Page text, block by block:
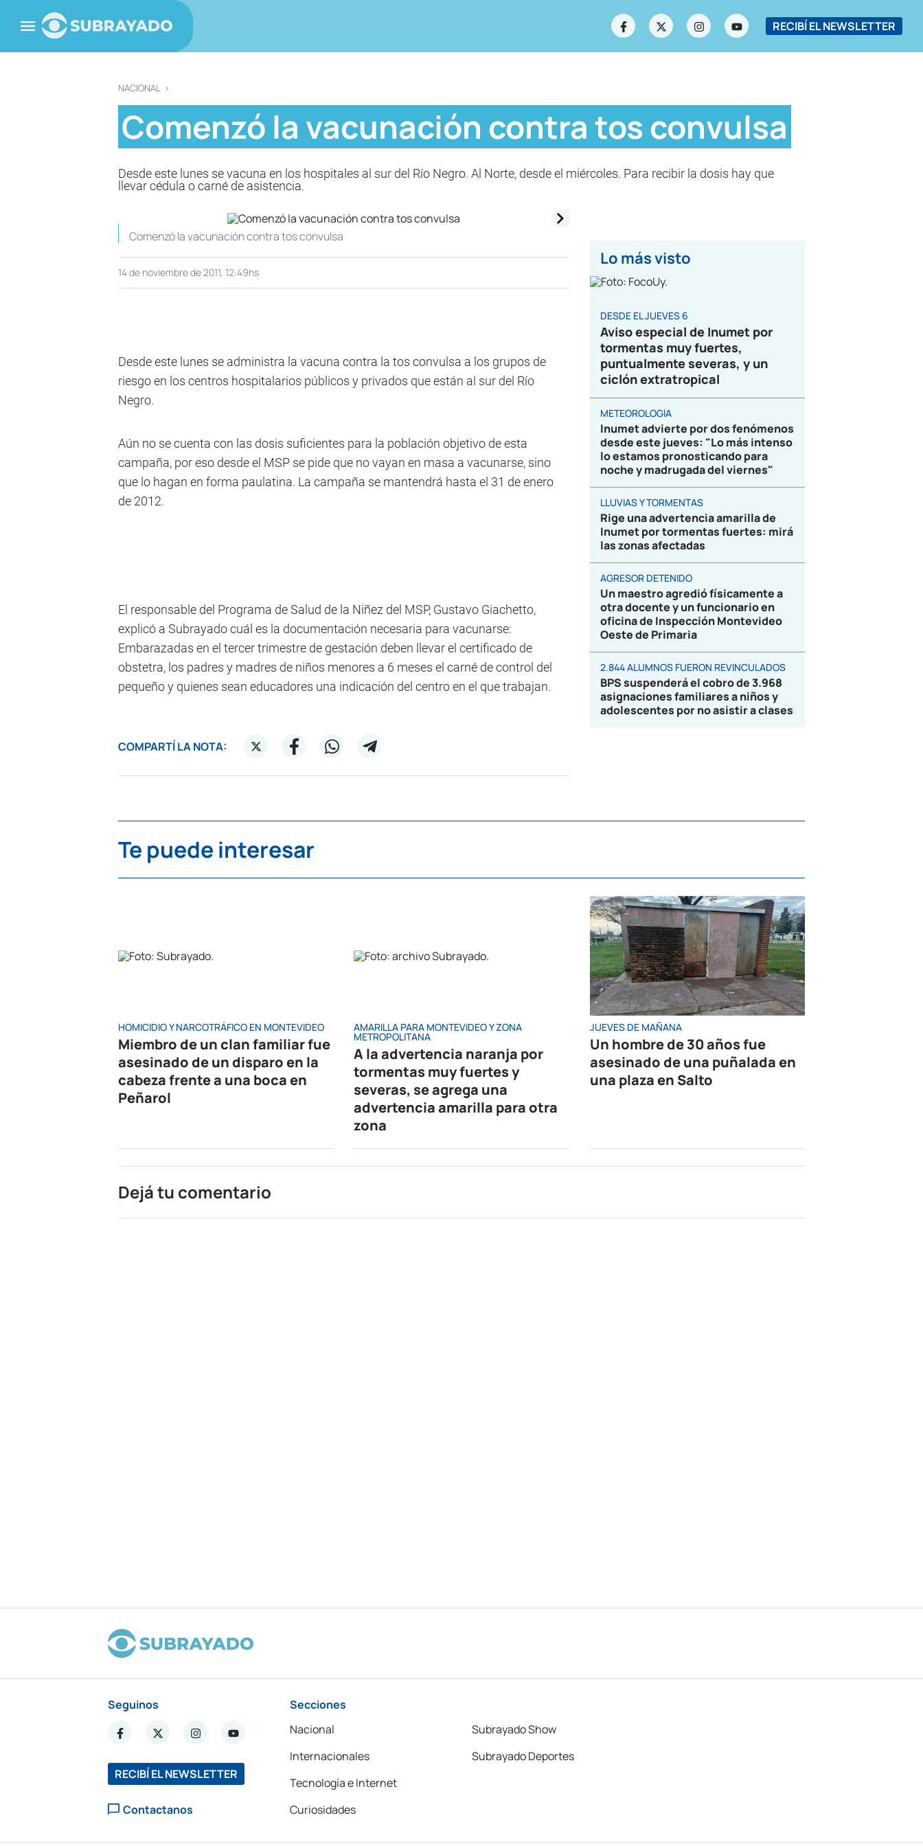
RECIBÍ EL NEWSLETTER
NACIONAL >
Comenzó la vacunación contra tos convulsa
Desde este lunes se vacuna en los hospitales al sur del Río Negro. Al Norte, desde el miércoles. Para recibir la dosis hay que
llevar cédula o carné de asistencia.
Comenzó la vacunación contra tos convulsa
14 de noviembre de 2011, 12:49hs
Desde este lunes se administra la vacuna contra la tos convulsa a los grupos de
riesgo en los centros hospitalarios públicos y privados que están al sur del Río
Negro.
Aún no se cuenta con las dosis suficientes para la población objetivo de esta
campaña, por eso desde el MSP se pide que no vayan en masa a vacunarse, sino
que lo hagan en forma paulatina. La campaña se mantendrá hasta el 31 de enero
de 2012.
El responsable del Programa de Salud de la Niñez del MSP, Gustavo Giachetto,
explicó a Subrayado cuál es la documentación necesaria para vacunarse:
Embarazadas en el tercer trimestre de gestación deben llevar el certificado de
obstetra, los padres y madres de niños menores a 6 meses el carné de control del
pequeño y quienes sean educadores una indicación del centro en el que trabajan.
COMPARTÍ LA NOTA:
Lo más visto
DESDE EL JUEVES 6
Aviso especial de Inumet por
tormentas muy fuertes,
puntualmente severas, y un
ciclón extratropical
METEOROLOGÍA
Inumet advierte por dos fenómenos
desde este jueves: "Lo más intenso
lo estamos pronosticando para
noche y madrugada del viernes"
LLUVIAS Y TORMENTAS
Rige una advertencia amarilla de
Inumet por tormentas fuertes: mirá
las zonas afectadas
AGRESOR DETENIDO
Un maestro agredió físicamente a
otra docente y un funcionario en
oficina de Inspección Montevideo
Oeste de Primaria
2.844 ALUMNOS FUERON REVINCULADOS
BPS suspenderá el cobro de 3.968
asignaciones familiares a niños y
adolescentes por no asistir a clases
Te puede interesar
HOMICIDIO Y NARCOTRÁFICO EN MONTEVIDEO
Miembro de un clan familiar fue
asesinado de un disparo en la
cabeza frente a una boca en
Peñarol
AMARILLA PARA MONTEVIDEO Y ZONA
METROPOLITANA
A la advertencia naranja por
tormentas muy fuertes y
severas, se agrega una
advertencia amarilla para otra
zona
JUEVES DE MAÑANA
Un hombre de 30 años fue
asesinado de una puñalada en
una plaza en Salto
Dejá tu comentario
Seguinos
RECIBÍ EL NEWSLETTER
Contactanos
Secciones
Nacional
Internacionales
Tecnología e Internet
Curiosidades
Subrayado Show
Subrayado Deportes